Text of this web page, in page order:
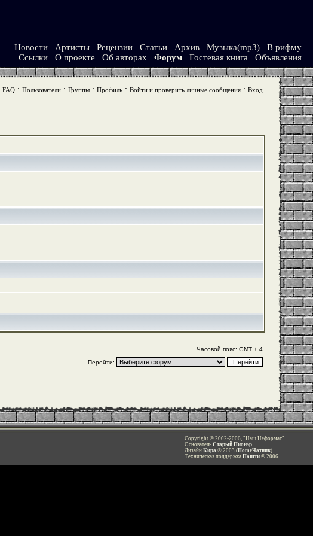
Новости :: Артисты :: Рецензии :: Статьи :: Архив :: Музыка(mp3) :: В рифму ::
Ссылки :: О проекте :: Об авторах :: Форум :: Гостевая книга :: Объявления ::
FAQ: Пользователи: Группы: Профиль: Войти и проверить личные сообщения: Вход
Часовой пояс: GMT + 4
Перейти:
Copyright © 2002-2006, "Наш Неформат"
Основатель Старый Пионэр
Дизайн Кира © 2003 (HomeЧатник)
Техническая поддержка Пашти © 2006